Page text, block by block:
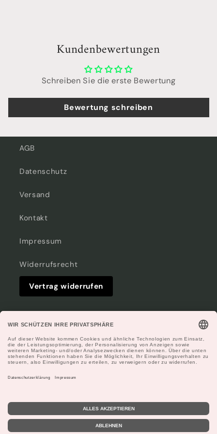
Kundenbewertungen
Schreiben Sie die erste Bewertung
Bewertung schreiben
AGB
Datenschutz
Versand
Kontakt
Impressum
Widerrufsrecht
Vertrag widerrufen
Zahlungsmethoden